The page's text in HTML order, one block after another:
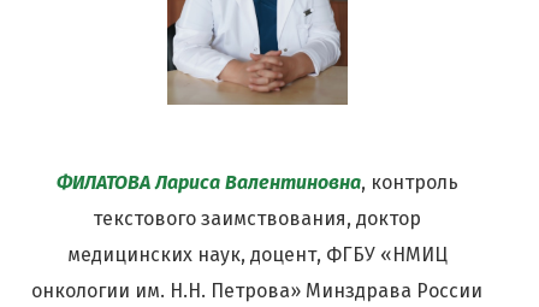
ФИЛАТОВА Лариса Валентиновна, контроль
текстового заимствования, доктор
медицинских наук, доцент, ФГБУ «НМИЦ
онкологии им. Н.Н. Петрова» Минздрава России